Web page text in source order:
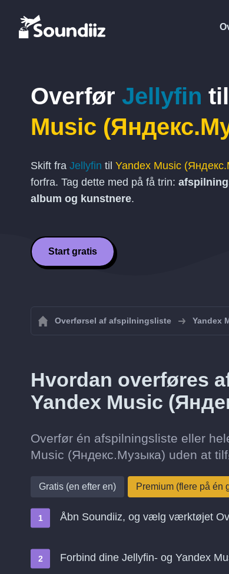
Overfør Jellyfin til
Music
Skift fra Jellyfin til Yandex Music
forfra. Tag dette med på få trin:
album og kunstnere.
Start gratis
Overførsel af afspilningsliste Yandex
Hvordan overføres
Yandex Music
Overfør én afspilningsliste eller
Music (Яндекс.Музыка) uden at
Gratis (en efter en) Premium (flere på én
Åbn Soundiiz, og vælg værktøjet
Forbind dine Jellyfin- og Yandex